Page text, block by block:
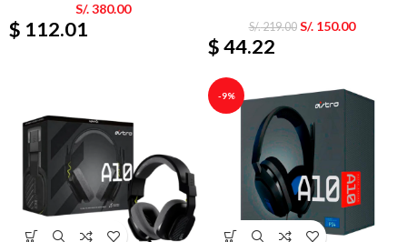
S/.380.00
$ 112.01 S/.219.00 S/.150.00
$ 44.22
-9%